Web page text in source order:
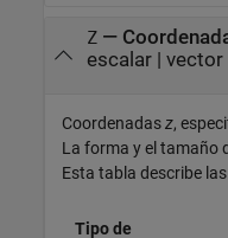
Z—
escalar| vector|
Coordenadasz,
La forma y el tamaño
Esta tabla describe
Tipo de